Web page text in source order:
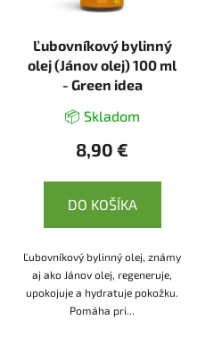
Ľubovníkový bylinný
olej (Jánov olej) 100 ml
- Green idea
📦 Skladom
8,90 €
DO KOŠÍKA
Ľubovníkový bylinný olej, známy
aj ako Jánov olej, regeneruje,
upokojuje a hydratuje pokožku.
Pomáha pri...